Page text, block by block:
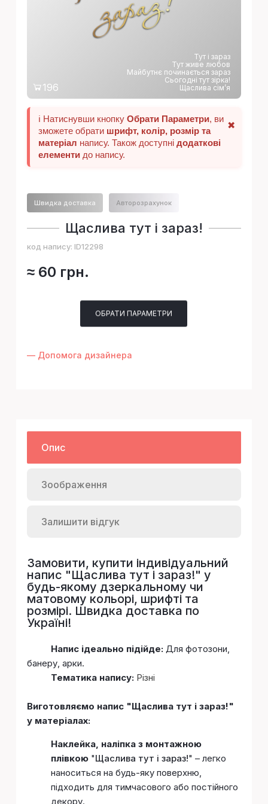
Тут і зараз
Тут живе любов
Майбутнє починається зараз
Сьогодні тут зірка!
Щаслива сім’я
196
✖
ℹ️ Натиснувши кнопку Обрати Параметри, ви
зможете обрати шрифт, колір, розмір та
матеріал напису. Також доступні додаткові
елементидо напису.
Швидка доставка Авторозрахунок
Щаслива тут і зараз!
код напису: ID12298
≈ 60 грн.
ОБРАТИ ПАРАМЕТРИ
— Допомога дизайнера
Опис
Зоображення
Залишити відгук
Замовити, купити індивідуальний
напис "Щаслива тут і зараз!" у
будь-якому дзеркальному чи
матовому кольорі, шрифті та
розмірі. Швидка доставка по
Україні!
Напис ідеально підійде:Для фотозони,
банеру, арки.
Тематика напису: Різні
Виготовляємо напис "Щаслива тут і зараз!"
у матеріалах:
Наклейка, наліпка з монтажною
плівкою"Щаслива тут і зараз!" – легко
наноситься на будь-яку поверхню,
підходить для тимчасового або постійного
декору.